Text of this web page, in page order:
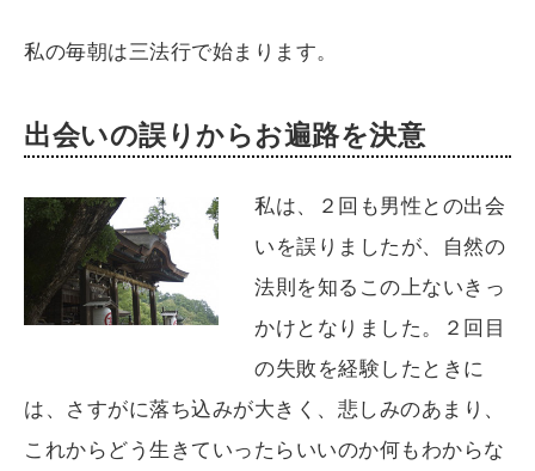
私の毎朝は三法行で始まります。
出会いの誤りからお遍路を決意
私は、２回も男性との出会
いを誤りましたが、自然の
法則を知るこの上ないきっ
かけとなりました。２回目
の失敗を経験したときに
は、さすがに落ち込みが大きく、悲しみのあまり、
これからどう生きていったらいいのか何もわからな